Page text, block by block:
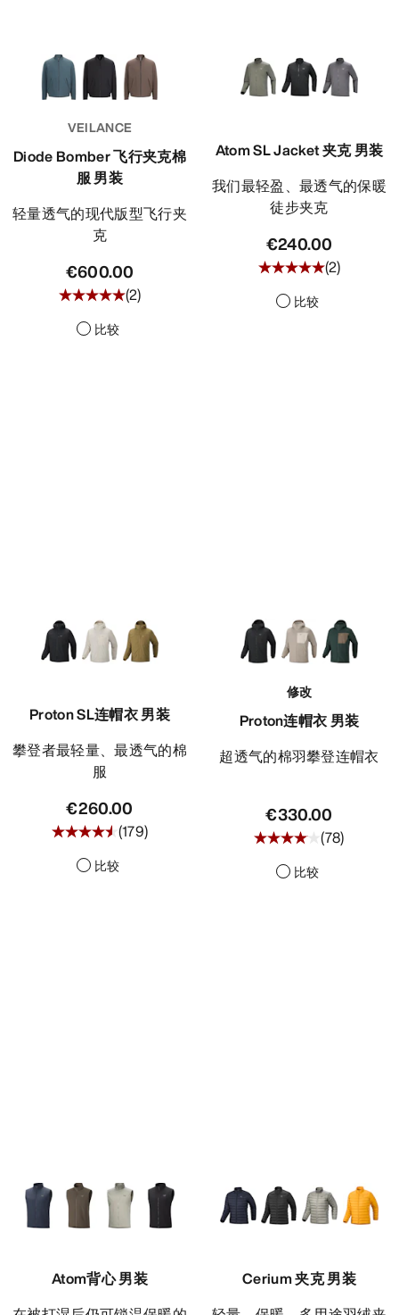
VEILANCE
Diode Bomber 飞行夹克棉
服 男装
轻量透气的现代版型飞行夹
克
€600.00
(2)
比较
Atom SL Jacket 夹克 男装
我们最轻盈、最透气的保暖
徒步夹克
€240.00
(2)
比较
Proton SL连帽衣 男装
攀登者最轻量、最透气的棉
服
€260.00
(179)
比较
修改
Proton连帽衣 男装
超透气的棉羽攀登连帽衣
€330.00
(78)
比较
Atom背心 男装
Cerium 夹克 男装